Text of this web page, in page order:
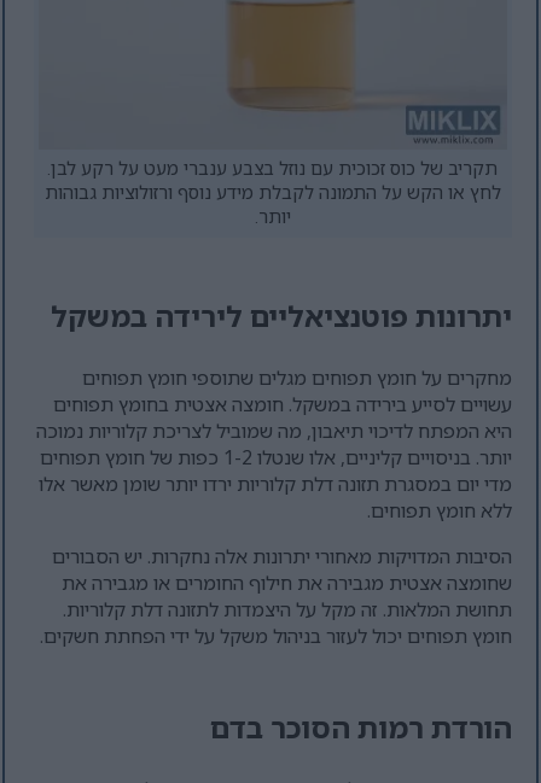
תקריב של כוס זכוכית עם נוזל בצבע ענברי מעט על רקע לבן.
לחץ או הקש על התמונה לקבלת מידע נוסף ורזולוציות גבוהות
יותר.
יתרונות פוטנציאליים לירידה במשקל
מחקרים על חומץ תפוחים מגלים שתוספי חומץ תפוחים
עשויים לסייע בירידה במשקל. חומצה אצטית בחומץ תפוחים
היא המפתח לדיכוי תיאבון, מה שמוביל לצריכת קלוריות נמוכה
יותר. בניסויים קליניים, אלו שנטלו 1-2 כפות של חומץ תפוחים
מדי יום במסגרת תזונה דלת קלוריות ירדו יותר שומן מאשר אלו
ללא חומץ תפוחים.
הסיבות המדויקות מאחורי יתרונות אלה נחקרות. יש הסבורים
שחומצה אצטית מגבירה את חילוף החומרים או מגבירה את
תחושת המלאות. זה מקל על היצמדות לתזונה דלת קלוריות.
חומץ תפוחים יכול לעזור בניהול משקל על ידי הפחתת חשקים.
הורדת רמות הסוכר בדם